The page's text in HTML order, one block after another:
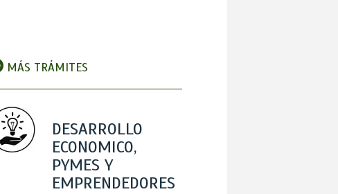
MÁS TRÁMITES
DESARROLLO
ECONOMICO,
PYMES Y
EMPRENDEDORES